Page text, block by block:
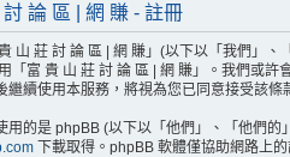
論 區 | 網 賺 - 註冊
山 莊 討 論 區 | 網 賺」(以下以「我們」
「富 貴 山 莊 討 論 區 | 網 賺」。我們或
繼續使用本服務，將視為您已同意接受該條
用的是 phpBB (以下以「他們」、「他們
下載取得。phpBB 軟體僅協助網路上